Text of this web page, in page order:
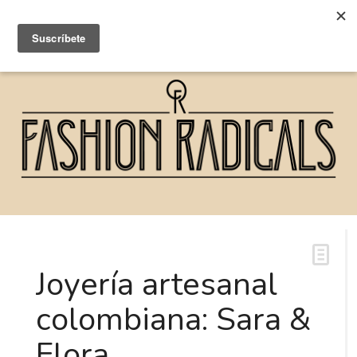
Joyería artesanal
colombiana: Sara &